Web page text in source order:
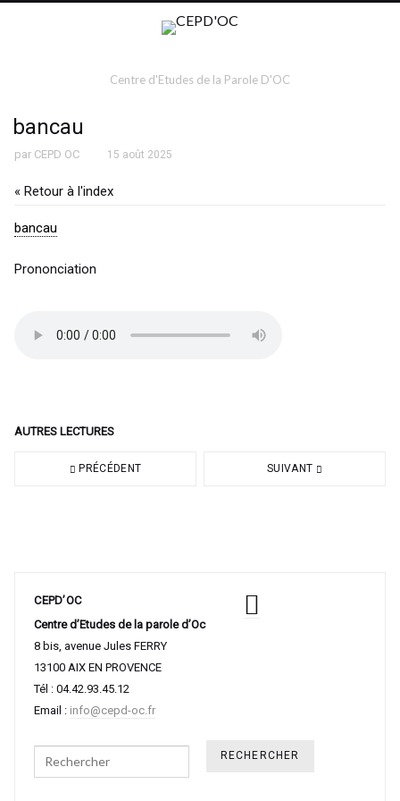
Centre d'Etudes de la Parole D'OC
bancau
par CEPD OC 15 août 2025
« Retour à l'index
bancau
Prononciation
AUTRES LECTURES
PRÉCÉDENT SUIVANT
CEPD’OC
Centre d’Etudes de la parole d’Oc
8 bis, avenue Jules FERRY
13100 AIX EN PROVENCE
Tél : 04.42.93.45.12
Email : info@cepd-oc.fr
Search